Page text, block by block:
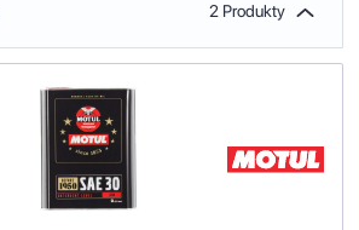
2 Produkty